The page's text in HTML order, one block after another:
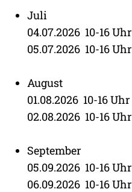
Juli
04.07.2026 10-16 Uhr
05.07.2026 10-16 Uhr
August
01.08.2026 10-16 Uhr
02.08.2026 10-16 Uhr
September
05.09.2026 10-16 Uhr
06.09.2026 10-16 Uhr